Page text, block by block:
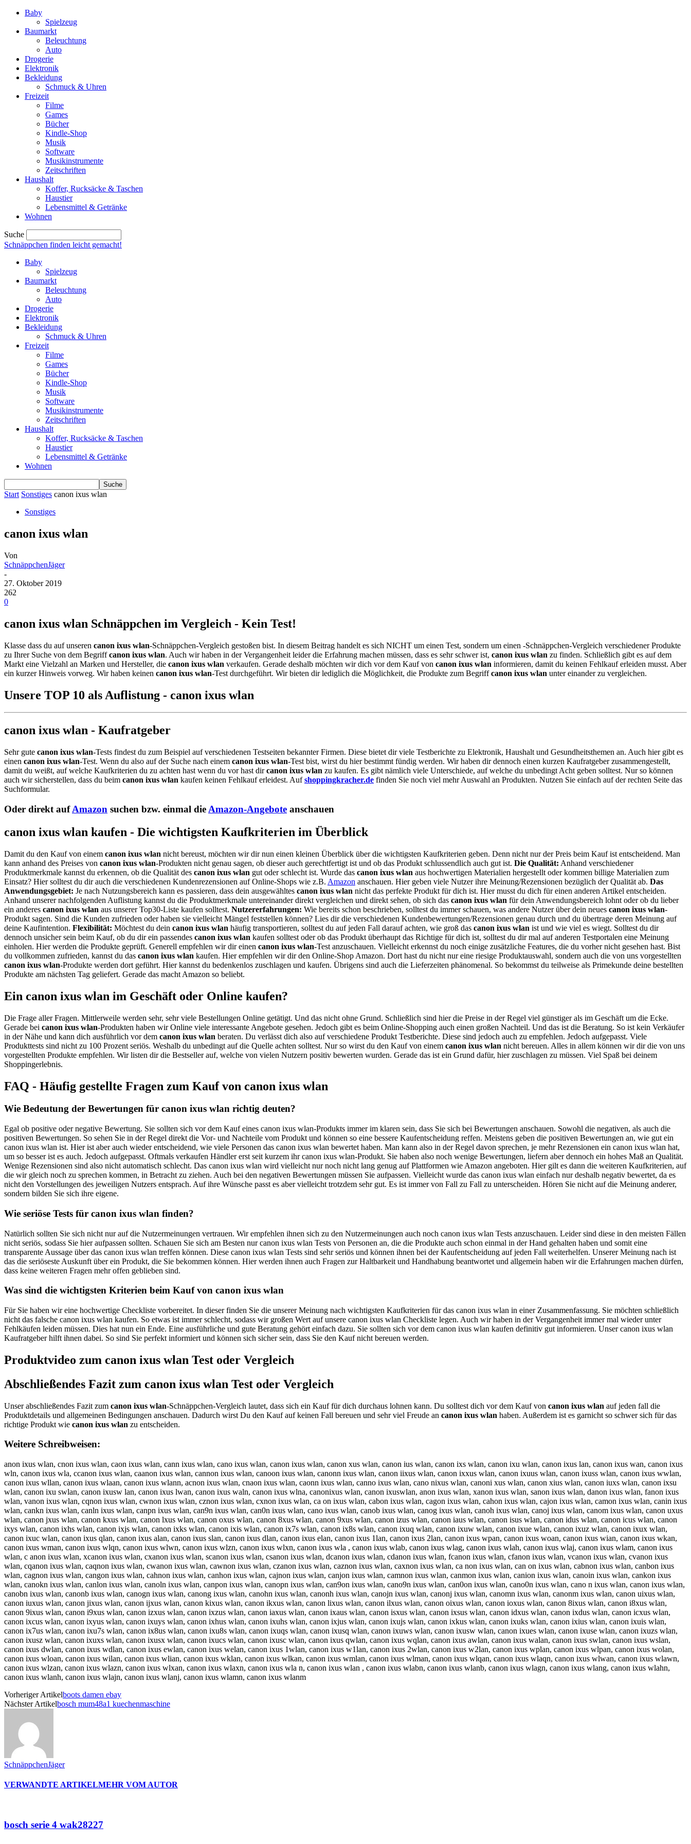
Baby
Spielzeug
Baumarkt
Beleuchtung
Auto
Drogerie
Elektronik
Bekleidung
Schmuck & Uhren
Freizeit
Filme
Games
Bücher
Kindle-Shop
Musik
Software
Musikinstrumente
Zeitschriften
Haushalt
Koffer, Rucksäcke & Taschen
Haustier
Lebensmittel & Getränke
Wohnen
Suche
Schnäppchen finden leicht gemacht!
Baby
Spielzeug
Baumarkt
Beleuchtung
Auto
Drogerie
Elektronik
Bekleidung
Schmuck & Uhren
Freizeit
Filme
Games
Bücher
Kindle-Shop
Musik
Software
Musikinstrumente
Zeitschriften
Haushalt
Koffer, Rucksäcke & Taschen
Haustier
Lebensmittel & Getränke
Wohnen
Start Sonstiges canon ixus wlan
Sonstiges
canon ixus wlan
Von
SchnäppchenJäger
-
27. Oktober 2019
262
0
canon ixus wlan Schnäppchen im Vergleich - Kein Test!
Klasse dass du auf unseren canon ixus wlan-Schnäppchen-Vergleich gestoßen bist. In diesem Beitrag handelt es sich NICHT um einen Test, sondern um einen -Schnäppchen-Vergleich verschiedener Produkte
zu Ihrer Suche von dem Begriffcanon ixus wlan. Auch wir haben in der Vergangenheit leider die Erfahrung machen müssen, dass es sehr schwer ist, canon ixus wlan zu finden. Schließlich gibt es auf dem
Markt eine Vielzahl an Marken und Hersteller, die canon ixus wlan verkaufen. Gerade deshalb möchten wir dich vor dem Kauf von canon ixus wlan informieren, damit du keinen Fehlkauf erleiden musst. Aber
ein kurzer Hinweis vorweg. Wir haben keinen canon ixus wlan-Test durchgeführt. Wir bieten dir lediglich die Möglichkeit, die Produkte zum Begriffcanon ixus wlan unter einander zu vergleichen.
Unsere TOP 10 als Auflistung - canon ixus wlan
canon ixus wlan - Kaufratgeber
Sehr gute canon ixus wlan-Tests findest du zum Beispiel auf verschiedenen Testseiten bekannter Firmen. Diese bietet dir viele Testberichte zu Elektronik, Haushalt und Gesundheitsthemen an. Auch hier gibt es
einen canon ixus wlan-Test. Wenn du also auf der Suche nach einem canon ixus wlan-Test bist, wirst du hier bestimmt fündig werden. Wir haben dir dennoch einen kurzen Kaufratgeber zusammengestellt,
damit du weißt, auf welche Kaufkriterien du zu achten hast wenn du vor hast dircanon ixus wlan zu kaufen. Es gibt nämlich viele Unterschiede, auf welche du unbedingt Acht geben solltest. Nur so können
auch wir sicherstellen, dass du beim canon ixus wlan kaufen keinen Fehlkauf erleidest. Aufshoppingkracher.de finden Sie noch viel mehr Auswahl an Produkten. Nutzen Sie einfach auf der rechten Seite das
Suchformular.
Oder direkt aufAmazon suchen bzw. einmal die Amazon-Angebote anschauen
canon ixus wlan kaufen - Die wichtigsten Kaufkriterien im Überblick
Damit du den Kauf von einem canon ixus wlan nicht bereust, möchten wir dir nun einen kleinen Überblick über die wichtigsten Kaufkriterien geben. Denn nicht nur der Preis beim Kauf ist entscheidend. Man
kann anhand des Preises von canon ixus wlan-Produkten nicht genau sagen, ob dieser auch gerechtfertigt ist und ob das Produkt schlussendlich auch gut ist. Die Qualität: Anhand verschiedener
Produktmerkmale kannst du erkennen, ob die Qualität des canon ixus wlan gut oder schlecht ist. Wurde das canon ixus wlan aus hochwertigen Materialien hergestellt oder kommen billige Materialien zum
Einsatz? Hier solltest du dir auch die verschiedenen Kundenrezensionen auf Online-Shops wie z.B. Amazon anschauen. Hier geben viele Nutzer ihre Meinung/Rezensionen bezüglich der Qualität ab. Das
Anwendungsgebiet: Je nach Nutzungsbereich kann es passieren, dass dein ausgewähltes canon ixus wlan nicht das perfekte Produkt für dich ist. Hier musst du dich für einen anderen Artikel entscheiden.
Anhand unserer nachfolgenden Auflistung kannst du die Produktmerkmale untereinander direkt vergleichen und direkt sehen, ob sich das canon ixus wlan für dein Anwendungsbereich lohnt oder ob du lieber
ein anderes canon ixus wlan aus unserer Top30-Liste kaufen solltest. Nutzererfahrungen: Wie bereits schon beschrieben, solltest du immer schauen, was andere Nutzer über dein neues canon ixus wlan-
Produkt sagen. Sind die Kunden zufrieden oder haben sie vielleicht Mängel feststellen können? Lies dir die verschiedenen Kundenbewertungen/Rezensionen genau durch und du übertrage deren Meinung auf
deine Kaufintention. Flexibilität: Möchtest du dein canon ixus wlan häufig transportieren, solltest du auf jeden Fall darauf achten, wie groß das canon ixus wlan ist und wie viel es wiegt. Solltest du dir
dennoch unsicher sein beim Kauf, ob du dir ein passendes canon ixus wlan kaufen solltest oder ob das Produkt überhaupt das Richtige für dich ist, solltest du dir mal auf anderen Testportalen eine Meinung
einholen. Hier werden die Produkte geprüft. Generell empfehlen wir dir einen canon ixus wlan-Test anzuschauen. Vielleicht erkennst du noch einige zusätzliche Features, die du vorher nicht gesehen hast. Bist
du vollkommen zufrieden, kannst du das canon ixus wlan kaufen. Hier empfehlen wir dir den Online-Shop Amazon. Dort hast du nicht nur eine riesige Produktauswahl, sondern auch die von uns vorgestellten
canon ixus wlan-Produkte werden dort geführt. Hier kannst du bedenkenlos zuschlagen und kaufen. Übrigens sind auch die Lieferzeiten phänomenal. So bekommst du teilweise als Primekunde deine bestellten
Produkte am nächsten Tag geliefert. Gerade das macht Amazon so beliebt.
Ein canon ixus wlan im Geschäft oder Online kaufen?
Die Frage aller Fragen. Mittlerweile werden sehr, sehr viele Bestellungen Online getätigt. Und das nicht ohne Grund. Schließlich sind hier die Preise in der Regel viel günstiger als im Geschäft um die Ecke.
Gerade bei canon ixus wlan-Produkten haben wir Online viele interessante Angebote gesehen. Jedoch gibt es beim Online-Shopping auch einen großen Nachteil. Und das ist die Beratung. So ist kein Verkäufer
in der Nähe und kann dich ausführlich vor dem canon ixus wlan beraten. Du verlässt dich also auf verschiedene Produkt Testberichte. Diese sind jedoch auch zu empfehlen. Jedoch aufgepasst. Viele
Produkttests sind nicht zu 100 Prozent seriös. Weshalb du unbedingt auf die Quelle achten solltest. Nur so wirst du den Kauf von einem canon ixus wlan nicht bereuen. Alles in allem können wir dir die von uns
vorgestellten Produkte empfehlen. Wir listen dir die Bestseller auf, welche von vielen Nutzern positiv bewerten wurden. Gerade das ist ein Grund dafür, hier zuschlagen zu müssen. Viel Spaß bei deinem
Shoppingerlebnis.
FAQ - Häufig gestellte Fragen zum Kauf von canon ixus wlan
Wie Bedeutung der Bewertungen für canon ixus wlan richtig deuten?
Egal ob positive oder negative Bewertung. Sie sollten sich vor dem Kauf eines canon ixus wlan-Produkts immer im klaren sein, dass Sie sich bei Bewertungen anschauen. Sowohl die negativen, als auch die
positiven Bewertungen. So sehen Sie in der Regel direkt die Vor- und Nachteile vom Produkt und können so eine bessere Kaufentscheidung reffen. Meistens geben die positiven Bewertungen an, wie gut ein
canon ixus wlan ist. Hier ist aber auch wieder entscheidend, wie viele Personen das canon ixus wlan bewertet haben. Man kann also in der Regel davon sprechen, je mehr Rezensionen ein canon ixus wlan hat,
um so besser ist es auch. Jedoch aufgepasst. Oftmals verkaufen Händler erst seit kurzem ihr canon ixus wlan-Produkt. Sie haben also noch wenige Bewertungen, liefern aber dennoch ein hohes Maß an Qualität.
Wenige Rezensionen sind also nicht automatisch schlecht. Das canon ixus wlan wird vielleicht nur noch nicht lang genug auf Plattformen wie Amazon angeboten. Hier gilt es dann die weiteren Kaufkriterien, auf
die wir gleich noch zu sprechen kommen, in Betracht zu ziehen. Auch bei den negativen Bewertungen müssen Sie aufpassen. Vielleicht wurde das canon ixus wlan einfach nur deshalb negativ bewertet, da es
nicht den Vorstellungen des jeweiligen Nutzers entsprach. Auf ihre Wünsche passt es aber vielleicht trotzdem sehr gut. Es ist immer von Fall zu Fall zu unterscheiden. Hören Sie nicht auf die Meinung anderer,
sondern bilden Sie sich ihre eigene.
Wie seriöse Tests für canon ixus wlan finden?
Natürlich sollten Sie sich nicht nur auf die Nutzermeinungen vertrauen. Wir empfehlen ihnen sich zu den Nutzermeinungen auch noch canon ixus wlan Tests anzuschauen. Leider sind diese in den meisten Fällen
nicht seriös, sodass Sie hier aufpassen sollten. Schauen Sie sich am Besten nur canon ixus wlan Tests von Personen an, die die Produkte auch schon einmal in der Hand gehalten haben und somit eine
transparente Aussage über das canon ixus wlan treffen können. Diese canon ixus wlan Tests sind sehr seriös und können ihnen bei der Kaufentscheidung auf jeden Fall weiterhelfen. Unserer Meinung nach ist
das die seriöseste Auskunft über ein Produkt, die Sie bekommen können. Hier werden ihnen auch Fragen zur Haltbarkeit und Handhabung beantwortet und allgemein haben wir die Erfahrungen machen dürfen,
dass keine weiteren Fragen mehr offen geblieben sind.
Was sind die wichtigsten Kriterien beim Kauf von canon ixus wlan
Für Sie haben wir eine hochwertige Checkliste vorbereitet. In dieser finden Sie die unserer Meinung nach wichtigsten Kaufkriterien für das canon ixus wlan in einer Zusammenfassung. Sie möchten schließlich
nicht das falsche canon ixus wlan kaufen. So etwas ist immer schlecht, sodass wir großen Wert auf unsere canon ixus wlan Checkliste legen. Auch wir haben in der Vergangenheit immer mal wieder unter
Fehlkäufen leiden müssen. Dies hat nun ein Ende. Eine ausführliche und gute Beratung gehört einfach dazu. Sie sollten sich vor dem canon ixus wlan kaufen definitiv gut informieren. Unser canon ixus wlan
Kaufratgeber hilft ihnen dabei. So sind Sie perfekt informiert und können sich sicher sein, dass Sie den Kauf nicht bereuen werden.
Produktvideo zum canon ixus wlan Test oder Vergleich
Abschließendes Fazit zum canon ixus wlan Test oder Vergleich
Unser abschließendes Fazit zum canon ixus wlan-Schnäppchen-Vergleich lautet, dass sich ein Kauf für dich durchaus lohnen kann. Du solltest dich vor dem Kauf von canon ixus wlan auf jeden fall die
Produktdetails und allgemeinen Bedingungen anschauen. Dadurch wirst Du den Kauf auf keinen Fall bereuen und sehr viel Freude an canon ixus wlan haben. Außerdem ist es garnicht so schwer sich für das
richtige Produkt wie canon ixus wlan zu entscheiden.
Weitere Schreibweisen:
anon ixus wlan, cnon ixus wlan, caon ixus wlan, cann ixus wlan, cano ixus wlan, canon ixus wlan, canon xus wlan, canon ius wlan, canon ixs wlan, canon ixu wlan, canon ixus lan, canon ixus wan, canon ixus
wln, canon ixus wla, ccanon ixus wlan, caanon ixus wlan, cannon ixus wlan, canoon ixus wlan, canonn ixus wlan, canon iixus wlan, canon ixxus wlan, canon ixuus wlan, canon ixuss wlan, canon ixus wwlan,
canon ixus wllan, canon ixus wlaan, canon ixus wlann, acnon ixus wlan, cnaon ixus wlan, caonn ixus wlan, canno ixus wlan, cano nixus wlan, canoni xus wlan, canon xius wlan, canon iuxs wlan, canon ixsu
wlan, canon ixu swlan, canon ixusw lan, canon ixus lwan, canon ixus waln, canon ixus wlna, canonixus wlan, canon ixuswlan, anon ixus wlan, xanon ixus wlan, sanon ixus wlan, danon ixus wlan, fanon ixus
wlan, vanon ixus wlan, cqnon ixus wlan, cwnon ixus wlan, cznon ixus wlan, cxnon ixus wlan, ca on ixus wlan, cabon ixus wlan, cagon ixus wlan, cahon ixus wlan, cajon ixus wlan, camon ixus wlan, canin ixus
wlan, cankn ixus wlan, canln ixus wlan, canpn ixus wlan, can9n ixus wlan, can0n ixus wlan, cano ixus wlan, canob ixus wlan, canog ixus wlan, canoh ixus wlan, canoj ixus wlan, canom ixus wlan, canon uxus
wlan, canon jxus wlan, canon kxus wlan, canon lxus wlan, canon oxus wlan, canon 8xus wlan, canon 9xus wlan, canon izus wlan, canon iaus wlan, canon isus wlan, canon idus wlan, canon icus wlan, canon
ixys wlan, canon ixhs wlan, canon ixjs wlan, canon ixks wlan, canon ixis wlan, canon ix7s wlan, canon ix8s wlan, canon ixuq wlan, canon ixuw wlan, canon ixue wlan, canon ixuz wlan, canon ixux wlan,
canon ixuc wlan, canon ixus qlan, canon ixus alan, canon ixus slan, canon ixus dlan, canon ixus elan, canon ixus 1lan, canon ixus 2lan, canon ixus wpan, canon ixus woan, canon ixus wian, canon ixus wkan,
canon ixus wman, canon ixus wlqn, canon ixus wlwn, canon ixus wlzn, canon ixus wlxn, canon ixus wla , canon ixus wlab, canon ixus wlag, canon ixus wlah, canon ixus wlaj, canon ixus wlam, canon ixus
wlan, c anon ixus wlan, xcanon ixus wlan, cxanon ixus wlan, scanon ixus wlan, csanon ixus wlan, dcanon ixus wlan, cdanon ixus wlan, fcanon ixus wlan, cfanon ixus wlan, vcanon ixus wlan, cvanon ixus
wlan, cqanon ixus wlan, caqnon ixus wlan, cwanon ixus wlan, cawnon ixus wlan, czanon ixus wlan, caznon ixus wlan, caxnon ixus wlan, ca non ixus wlan, can on ixus wlan, cabnon ixus wlan, canbon ixus
wlan, cagnon ixus wlan, cangon ixus wlan, cahnon ixus wlan, canhon ixus wlan, cajnon ixus wlan, canjon ixus wlan, camnon ixus wlan, canmon ixus wlan, canion ixus wlan, canoin ixus wlan, cankon ixus
wlan, canokn ixus wlan, canlon ixus wlan, canoln ixus wlan, canpon ixus wlan, canopn ixus wlan, can9on ixus wlan, cano9n ixus wlan, can0on ixus wlan, cano0n ixus wlan, cano n ixus wlan, canon ixus wlan,
canobn ixus wlan, canonb ixus wlan, canogn ixus wlan, canong ixus wlan, canohn ixus wlan, canonh ixus wlan, canojn ixus wlan, canonj ixus wlan, canomn ixus wlan, canonm ixus wlan, canon uixus wlan,
canon iuxus wlan, canon jixus wlan, canon ijxus wlan, canon kixus wlan, canon ikxus wlan, canon lixus wlan, canon ilxus wlan, canon oixus wlan, canon ioxus wlan, canon 8ixus wlan, canon i8xus wlan,
canon 9ixus wlan, canon i9xus wlan, canon izxus wlan, canon ixzus wlan, canon iaxus wlan, canon ixaus wlan, canon isxus wlan, canon ixsus wlan, canon idxus wlan, canon ixdus wlan, canon icxus wlan,
canon ixcus wlan, canon ixyus wlan, canon ixuys wlan, canon ixhus wlan, canon ixuhs wlan, canon ixjus wlan, canon ixujs wlan, canon ixkus wlan, canon ixuks wlan, canon ixius wlan, canon ixuis wlan,
canon ix7us wlan, canon ixu7s wlan, canon ix8us wlan, canon ixu8s wlan, canon ixuqs wlan, canon ixusq wlan, canon ixuws wlan, canon ixusw wlan, canon ixues wlan, canon ixuse wlan, canon ixuzs wlan,
canon ixusz wlan, canon ixuxs wlan, canon ixusx wlan, canon ixucs wlan, canon ixusc wlan, canon ixus qwlan, canon ixus wqlan, canon ixus awlan, canon ixus walan, canon ixus swlan, canon ixus wslan,
canon ixus dwlan, canon ixus wdlan, canon ixus ewlan, canon ixus welan, canon ixus 1wlan, canon ixus w1lan, canon ixus 2wlan, canon ixus w2lan, canon ixus wplan, canon ixus wlpan, canon ixus wolan,
canon ixus wloan, canon ixus wilan, canon ixus wlian, canon ixus wklan, canon ixus wlkan, canon ixus wmlan, canon ixus wlman, canon ixus wlqan, canon ixus wlaqn, canon ixus wlwan, canon ixus wlawn,
canon ixus wlzan, canon ixus wlazn, canon ixus wlxan, canon ixus wlaxn, canon ixus wla n, canon ixus wlan , canon ixus wlabn, canon ixus wlanb, canon ixus wlagn, canon ixus wlang, canon ixus wlahn,
canon ixus wlanh, canon ixus wlajn, canon ixus wlanj, canon ixus wlamn, canon ixus wlanm
Vorheriger Artikelboots damen ebay
Nächster Artikelbosch mum48a1 kuechenmaschine
SchnäppchenJäger
VERWANDTE ARTIKELMEHR VOM AUTOR
bosch serie 4 wak28227